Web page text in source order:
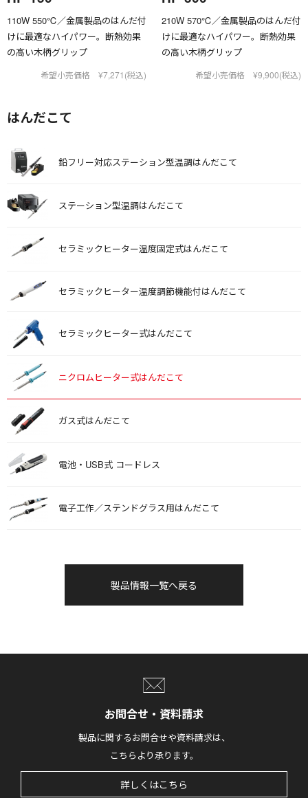
110W 550℃／金属製品のはんだ付
けに最適なハイパワー。断熱効果
の高い木柄グリップ
希望小売価格 ¥7,271(税込)
210W 570℃／金属製品のはんだ付
けに最適なハイパワー。断熱効果
の高い木柄グリップ
希望小売価格 ¥9,900(税込)
はんだこて
鉛フリー対応ステーション型温調はんだこて
ステーション型温調はんだこて
セラミックヒーター温度固定式はんだこて
セラミックヒーター温度調節機能付はんだこて
セラミックヒーター式はんだこて
ニクロムヒーター式はんだこて
ガス式はんだこて
電池・USB式 コードレス
電子工作／ステンドグラス用はんだこて
製品情報一覧へ戻る
お問合せ・資料請求
製品に関するお問合せや資料請求は、
こちらより承ります。
詳しくはこちら